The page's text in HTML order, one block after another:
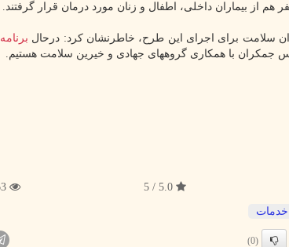
سلامت برای اجرای این طرح، خاطرنشان کرد: درحال برنامه
جمکران با همکاری گروههای جهادی و خیرین سلامت هستیم.
5.0 / 5
1263
خدمات
(0)